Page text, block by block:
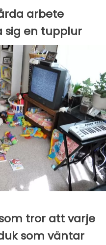
arbete
sig en tupplur
tror att varje
som väntar